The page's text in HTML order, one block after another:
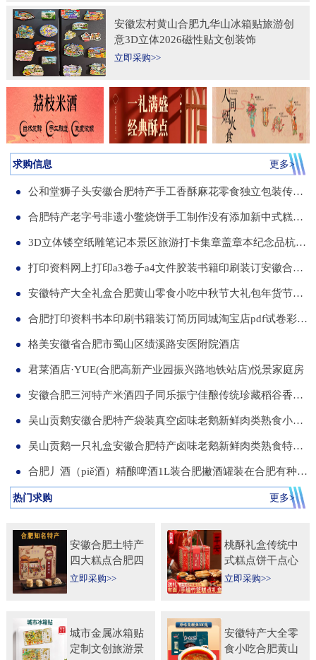
安徽宏村黄山合肥九华山冰箱贴旅游创
意3D立体2026磁性贴文创装饰
立即采购>>
求购信息 更多>
公和堂狮子头安徽合肥特产手工香酥麻花零食独立包装传统老式糕点
合肥特产老字号非遗小鳖烧饼手工制作没有添加新中式糕点伴手礼
3D立体镂空纸雕笔记本景区旅游打卡集章盖章本纪念品杭州合肥昆明武汉城市文创本可定制集章册景点北京logo
打印资料网上打印a3卷子a4文件胶装书籍印刷装订安徽合肥同城服务
安徽特产大全礼盒合肥黄山零食小吃中秋节大礼包年货节送伴手礼品
合肥打印资料书本印刷书籍装订简历同城淘宝店pdf试卷彩色a34讲义
格美安徽省合肥市蜀山区绩溪路安医附院酒店
君莱酒店·YUE(合肥高新产业园振兴路地铁站店)悦景家庭房
安徽合肥三河特产米酒四子同乐振宁佳酿传统珍藏稻谷香一箱两瓶
吴山贡鹅安徽合肥特产袋装真空卤味老鹅新鲜肉类熟食小吃包河发货
吴山贡鹅一只礼盒安徽合肥特产卤味老鹅新鲜肉类熟食特色小吃包邮
合肥丿酒（piě酒）精酿啤酒1L装合肥撇酒罐装在合肥有种局叫丿酒
热门求购 更多>
安徽合肥土特产
四大糕点合肥四
大名点礼盒零食
立即采购>>
桃酥礼盒传统中
式糕点饼干点心
特产食品伴手礼
立即采购>>
城市金属冰箱贴
定制文创旅游景
安徽特产大全零
食小吃合肥黄山